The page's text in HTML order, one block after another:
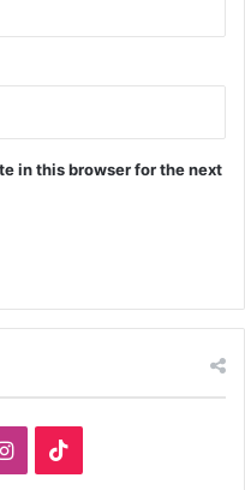
in this browser for the next
I